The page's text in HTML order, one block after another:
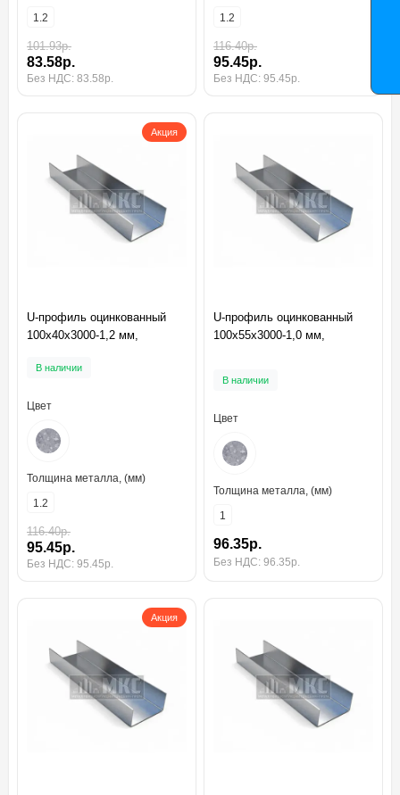
1.2
101.93р.
83.58р.
Без НДС: 83.58р.
1.2
116.40р.
95.45р.
Без НДС: 95.45р.
Акция
U-профиль оцинкованный
100x40x3000-1,2 мм,
В наличии
Цвет
Толщина металла, (мм)
1.2
116.40р.
95.45р.
Без НДС: 95.45р.
U-профиль оцинкованный
100x55x3000-1,0 мм,
В наличии
Цвет
Толщина металла, (мм)
1
96.35р.
Без НДС: 96.35р.
Акция